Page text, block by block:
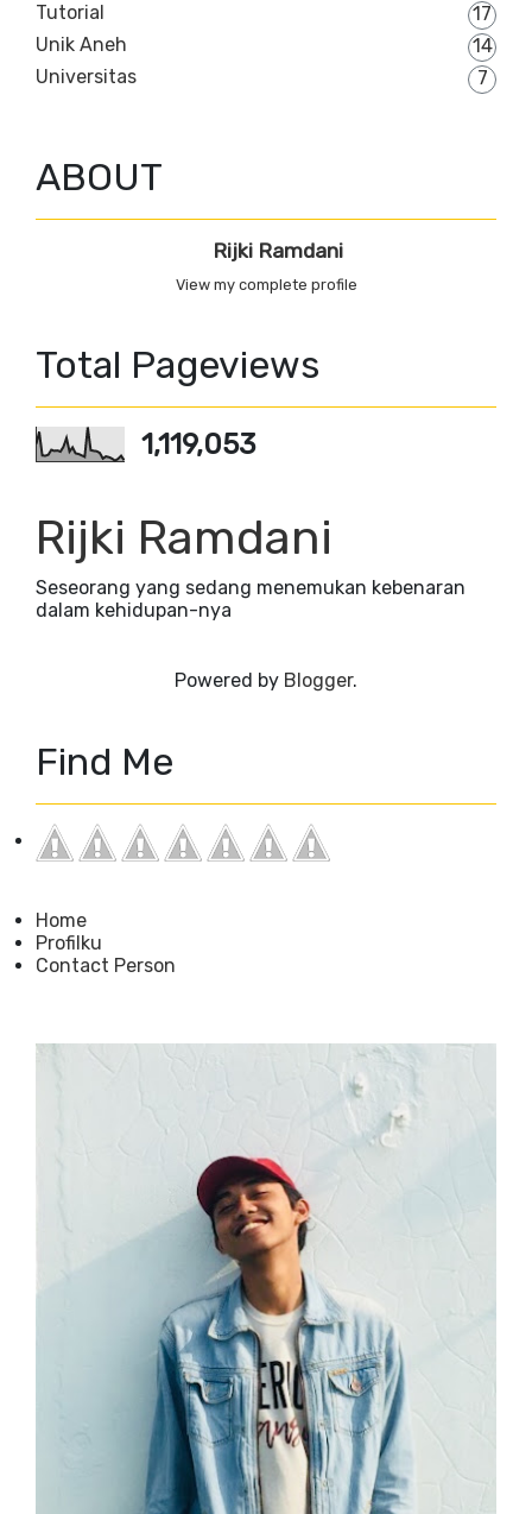
Tutorial
17
Unik Aneh
14
Universitas
7
ABOUT
Rijki Ramdani
View my complete profile
Total Pageviews
1,119,053
Rijki Ramdani
Seseorang yang sedang menemukan kebenaran
dalam kehidupan-nya
Powered by Blogger.
Find Me
Home
Profilku
Contact Person